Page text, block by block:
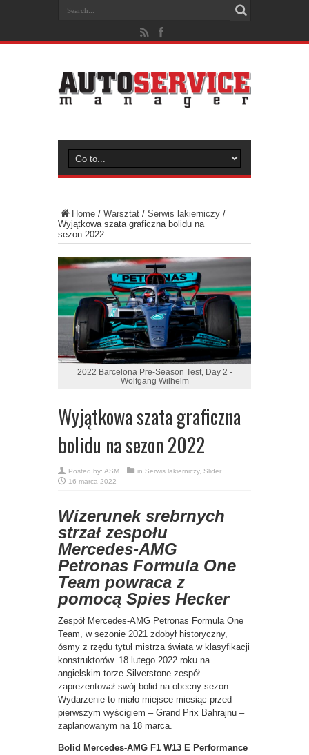
Home / Warsztat / Serwis lakierniczy /
Wyjątkowa szata graficzna bolidu na
sezon 2022
2022 Barcelona Pre-Season Test, Day 2 -
Wolfgang Wilhelm
Wyjątkowa szata graficzna
bolidu na sezon 2022
Posted by: ASM in Serwis lakierniczy, Slider
16 marca 2022
Wizerunek srebrnych
strzał zespołu
Mercedes-AMG
Petronas Formula One
Team powraca z
pomocą Spies Hecker
Zespół Mercedes-AMG Petronas Formula One
Team, w sezonie 2021 zdobył historyczny,
ósmy z rzędu tytuł mistrza świata w klasyfikacji
konstruktorów. 18 lutego 2022 roku na
angielskim torze Silverstone zespół
zaprezentował swój bolid na obecny sezon.
Wydarzenie to miało miejsce miesiąc przed
pierwszym wyścigiem – Grand Prix Bahrajnu –
zaplanowanym na 18 marca.
Bolid Mercedes-AMG F1 W13 E Performance